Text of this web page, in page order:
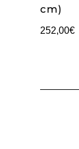
cm)
252,00€